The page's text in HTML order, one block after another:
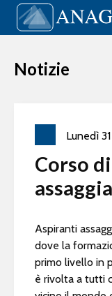
Vai al contenuto
Main
Notizie
Lunedì 31
Corso
Aspiranti
dove la
primo livello in
è rivolta a tutti